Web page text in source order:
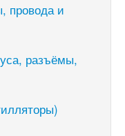
провода и
разъёмы,